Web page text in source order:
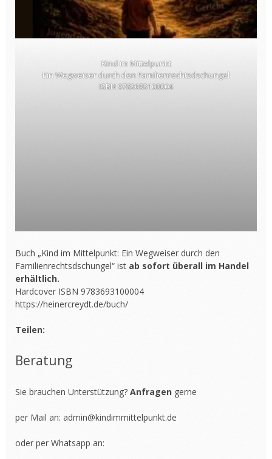
Kind im Mittelpunkt
Ein Wegweiser durch den Familienrechtsdschungel
ISBN 9783693100004
Buch „Kind im Mittelpunkt: Ein Wegweiser durch den
Familienrechtsdschungel“ ist ab sofort überall im Handel
erhältlich.
Hardcover ISBN 9783693100004
https://heinercreydt.de/buch/
Teilen:
Beratung
Sie brauchen Unterstützung? Anfragen gerne
per Mail an: admin@kindimmittelpunkt.de
oder per Whatsapp an: